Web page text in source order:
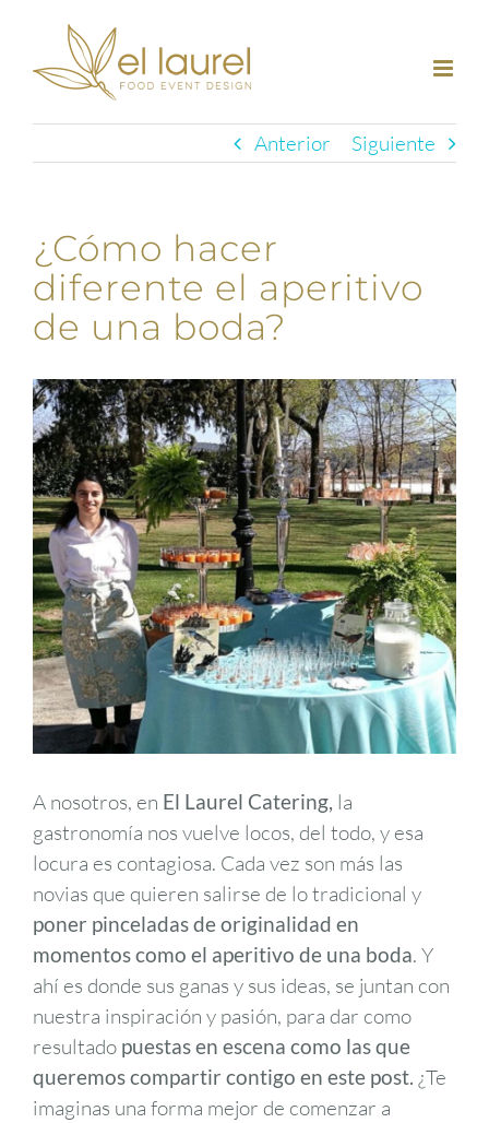
contenido
Anterior Siguiente
¿Cómo hacer
diferente el aperitivo
de una boda?
A nosotros, en El Laurel Catering, la
gastronomía nos vuelve locos, del todo, y esa
locura es contagiosa. Cada vez son más las
novias que quieren salirse de lo tradicional y
poner pinceladas de originalidad en
momentos como el aperitivo de una boda. Y
ahí es donde sus ganas y sus ideas, se juntan con
nuestra inspiración y pasión, para dar como
resultado puestas en escena como las que
queremos compartir contigo en este post. ¿Te
imaginas una forma mejor de comenzar a